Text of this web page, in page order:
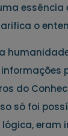
essência
o
do
só foi
eram